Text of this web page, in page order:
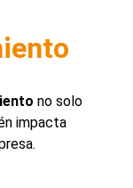
no solo
impacta